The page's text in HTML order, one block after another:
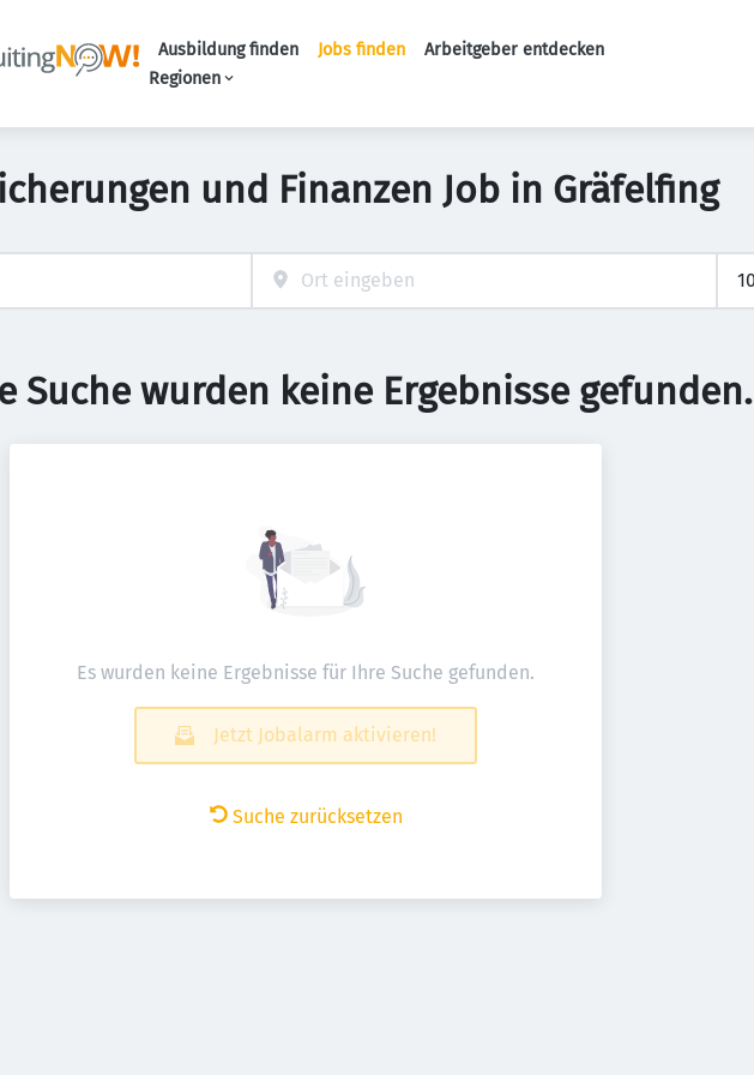
Ausbildung finden Jobs finden
Arbeitgeber entdecken
Regionen
und Finanzen Job in Gräfelfing
Suche wurden keine Ergebnisse gefunden.
Es wurden keine Ergebnisse für Ihre Suche gefunden.
Jetzt Jobalarm aktivieren!
Suche zurücksetzen